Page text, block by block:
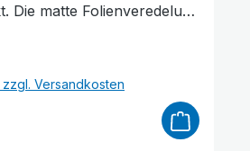
Die matte Folienveredelung
gleichzeitig die
sich ein Bibelvers aus
Herr ist freundlich." Sie
Versandkosten
Monochrom